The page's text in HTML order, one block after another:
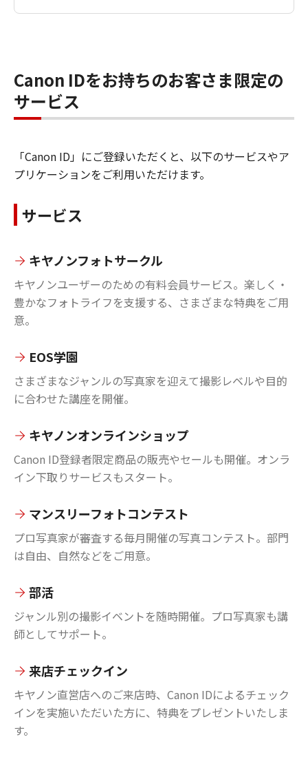
Canon IDをお持ちのお客さま限定の
サービス
「Canon ID」にご登録いただくと、以下のサービスやア
プリケーションをご利用いただけます。
サービス
キヤノンフォトサークル
キヤノンユーザーのための有料会員サービス。楽しく・
豊かなフォトライフを支援する、さまざまな特典をご用
意。
EOS学園
さまざまなジャンルの写真家を迎えて撮影レベルや目的
に合わせた講座を開催。
キヤノンオンラインショップ
Canon ID登録者限定商品の販売やセールも開催。オンラ
イン下取りサービスもスタート。
マンスリーフォトコンテスト
プロ写真家が審査する毎月開催の写真コンテスト。部門
は自由、自然などをご用意。
部活
ジャンル別の撮影イベントを随時開催。プロ写真家も講
師としてサポート。
来店チェックイン
キヤノン直営店へのご来店時、Canon IDによるチェック
インを実施いただいた方に、特典をプレゼントいたしま
す。